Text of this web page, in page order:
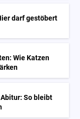
darf gestöbert
Wie Katzen
So bleibt